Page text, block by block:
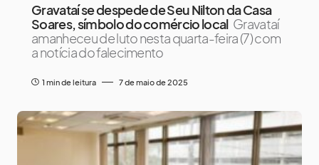
Gravataí se despede de Seu Nilton da Casa
Soares, símbolo do comércio local Gravataí
amanheceu de luto nesta quarta-feira (7) com
a notícia do falecimento
1 min de leitura 7 de maio de 2025